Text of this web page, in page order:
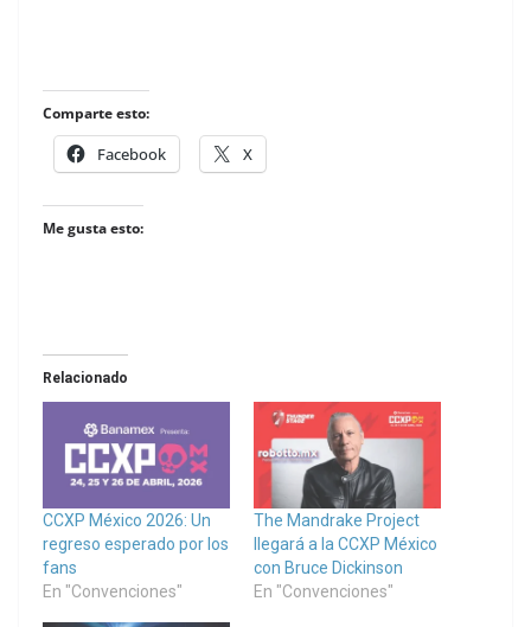
Comparte esto:
Facebook X
Me gusta esto:
Relacionado
CCXP México 2026: Un
regreso esperado por los
fans
En "Convenciones"
The Mandrake Project
llegará a la CCXP México
con Bruce Dickinson
En "Convenciones"